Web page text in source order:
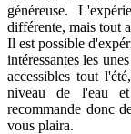
généreuse.
différente, mais tout
Il est possible
intéressantes les
accessibles tout
niveau de l'eau
recommande donc
vous plaira.